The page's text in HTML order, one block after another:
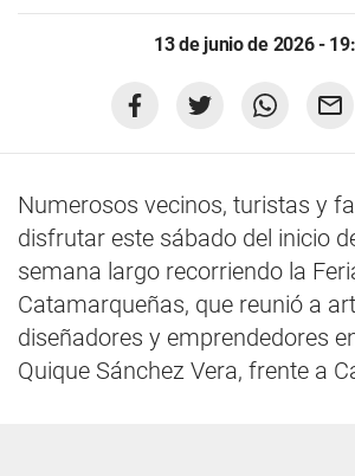
13 de junio de 2026 -
Numerosos vecinos, turistas y
disfrutar este sábado del inicio
semana largo recorriendo la
Catamarqueñas, que reunió a
diseñadores y emprendedores
Quique Sánchez Vera, frente a